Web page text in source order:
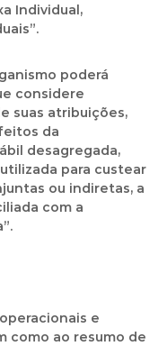
Individual,
poderá
considere
suas atribuições,
da
desagregada,
para custear
ou indiretas, a
com a
e
como ao resumo de